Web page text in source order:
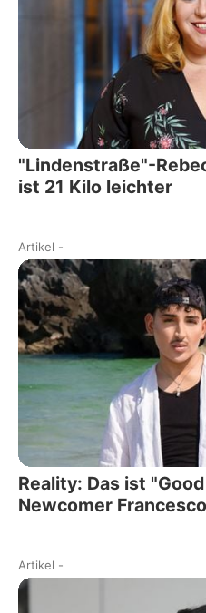
"Lindenstraße"-
ist 21 Kilo leichter
Artikel -
Reality: Das ist
Newcomer
Artikel -